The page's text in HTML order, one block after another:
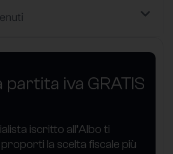
iva GRATIS
iscritto all’Albo ti
la scelta fiscale più